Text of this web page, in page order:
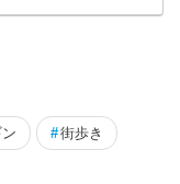
#街歩き